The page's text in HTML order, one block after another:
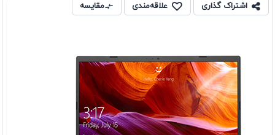
اشتراک گذاری علاقه‌مندی مقایسه